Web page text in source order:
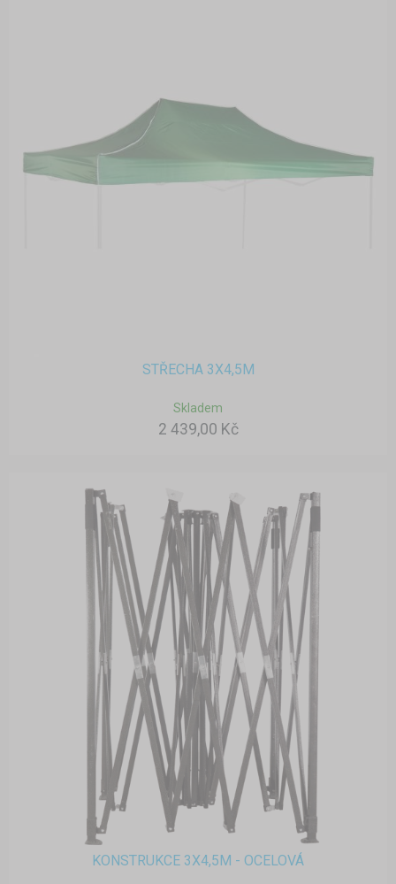
STŘECHA 3X4,5M
Skladem
2 439,00 Kč
KONSTRUKCE 3X4,5M - OCELOVÁ